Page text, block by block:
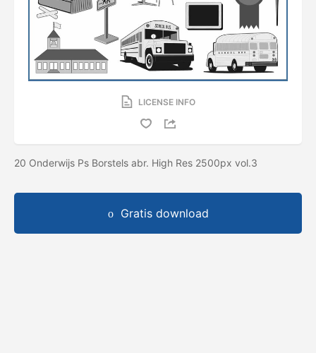
LICENSE INFO
20 Onderwijs Ps Borstels abr. High Res 2500px vol.3
Gratis download